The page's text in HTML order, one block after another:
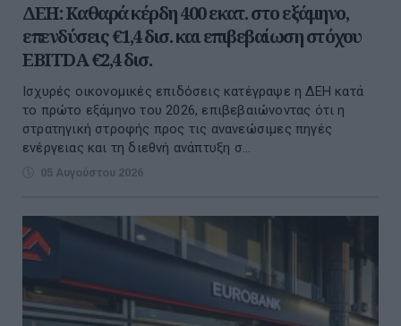
ΔΕΗ: Καθαρά κέρδη 400 εκατ. στο εξάμηνο,
επενδύσεις €1,4 δισ. και επιβεβαίωση στόχου
EBITDA €2,4 δισ.
Ισχυρές οικονομικές επιδόσεις κατέγραψε η ΔΕΗ κατά
το πρώτο εξάμηνο του 2026, επιβεβαιώνοντας ότι η
στρατηγική στροφής προς τις ανανεώσιμες πηγές
ενέργειας και τη διεθνή ανάπτυξη σ...
05 Αυγούστου 2026